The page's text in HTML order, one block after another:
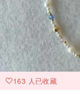
163 人已收藏